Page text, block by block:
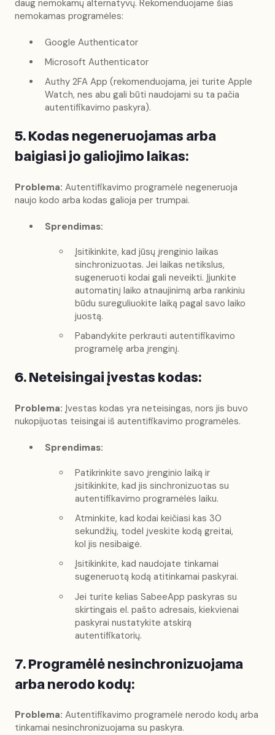
daug nemokamų alternatyvų. Rekomenduojame šias
nemokamas programėles:
Google Authenticator
Microsoft Authenticator
Authy 2FA App (rekomenduojama, jei turite Apple
Watch, nes abu gali būti naudojami su ta pačia
autentifikavimo paskyra).
5. Kodas negeneruojamas arba
baigiasi jo galiojimo laikas:
Problema: Autentifikavimo programėlė negeneruoja
naujo kodo arba kodas galioja per trumpai.
Sprendimas:
Įsitikinkite, kad jūsų įrenginio laikas
sinchronizuotas. Jei laikas netikslus,
sugeneruoti kodai gali neveikti. Įjunkite
automatinį laiko atnaujinimą arba rankiniu
būdu sureguliuokite laiką pagal savo laiko
juostą.
Pabandykite perkrauti autentifikavimo
programėlę arba įrenginį.
6. Neteisingai įvestas kodas:
Problema: Įvestas kodas yra neteisingas, nors jis buvo
nukopijuotas teisingai iš autentifikavimo programėlės.
Sprendimas:
Patikrinkite savo įrenginio laiką ir
įsitikinkite, kad jis sinchronizuotas su
autentifikavimo programėlės laiku.
Atminkite, kad kodai keičiasi kas 30
sekundžių, todėl įveskite kodą greitai,
kol jis nesibaigė.
Įsitikinkite, kad naudojate tinkamai
sugeneruotą kodą atitinkamai paskyrai.
Jei turite kelias SabeeApp paskyras su
skirtingais el. pašto adresais, kiekvienai
paskyrai nustatykite atskirą
autentifikatorių.
7. Programėlė nesinchronizuojama
arba nerodo kodų:
Problema: Autentifikavimo programėlė nerodo kodų arba
tinkamai nesinchronizuojama su paskyra.